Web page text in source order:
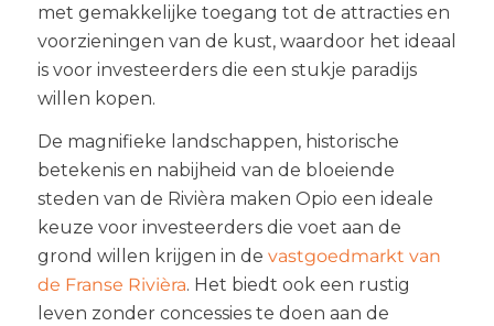
met gemakkelijke toegang tot de attracties en
voorzieningen van de kust, waardoor het ideaal
is voor investeerders die een stukje paradijs
willen kopen.
De magnifieke landschappen, historische
betekenis en nabijheid van de bloeiende
steden van de Rivièra maken Opio een ideale
keuze voor investeerders die voet aan de
grond willen krijgen in de vastgoedmarkt van
de Franse Rivièra. Het biedt ook een rustig
leven zonder concessies te doen aan de